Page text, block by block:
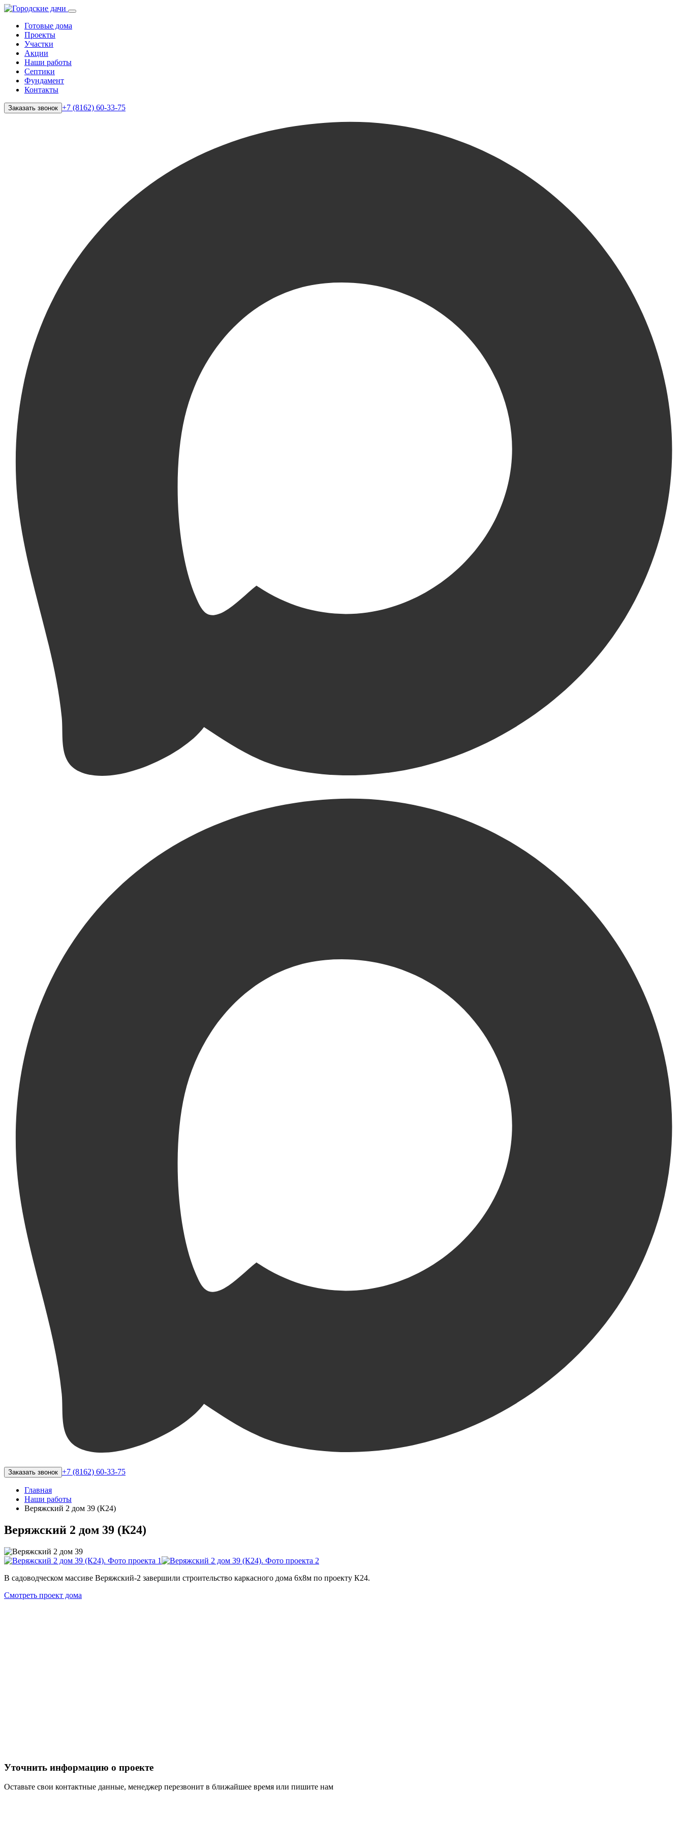
Готовые дома
Проекты
Участки
Акции
Наши работы
Септики
Фундамент
Контакты
Заказать звонок +7 (8162) 60-33-75
Заказать звонок +7 (8162) 60-33-75
Главная
Наши работы
Веряжский 2 дом 39 (К24)
Веряжский 2 дом 39 (К24)
В садоводческом массиве Веряжский-2 завершили строительство каркасного дома 6х8м по проекту К24.
Смотреть проект дома
Уточнить информацию о проекте
Оставьте свои контактные данные, менеджер перезвонит в ближайшее время или пишите нам